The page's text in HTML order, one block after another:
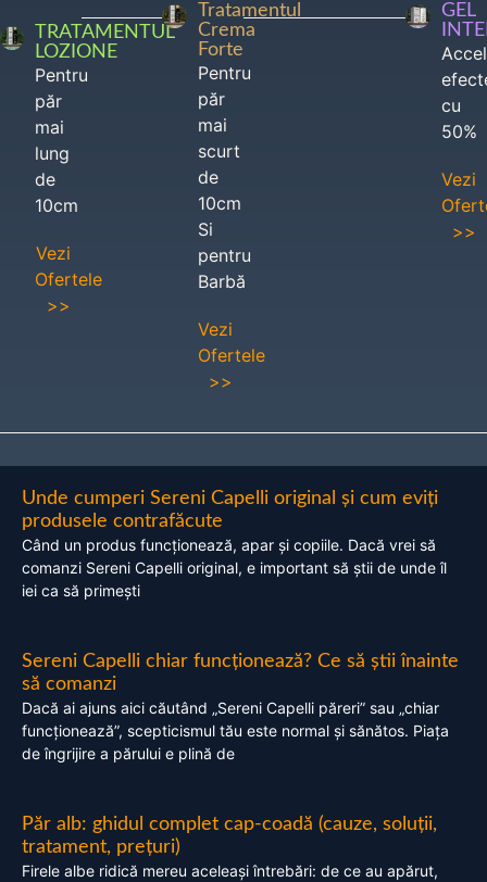
TRATAMENTUL
LOZIONE
Pentru
păr
mai
lung
de
10cm
Vezi
Ofertele
>>
Tratamentul
Crema
Forte
Pentru
păr
mai
scurt
de
10cm
Si
pentru
Barbă
Vezi
Ofertele
>>
GEL
cu
50%
Vezi
>>
Unde cumperi Sereni Capelli original și cum eviți
produsele contrafăcute
Când un produs funcționează, apar și copiile. Dacă vrei să
comanzi Sereni Capelli original, e important să știi de unde îl
iei ca să primești
Sereni Capelli chiar funcționează? Ce să știi înainte
să comanzi
Dacă ai ajuns aici căutând „Sereni Capelli păreri” sau „chiar
funcționează”, scepticismul tău este normal și sănătos. Piața
de îngrijire a părului e plină de
Păr alb: ghidul complet cap-coadă (cauze, soluții,
tratament, prețuri)
Firele albe ridică mereu aceleași întrebări: de ce au apărut,